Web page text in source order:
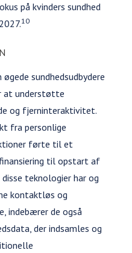
på kvinders sundhed
10
sundhedsudbydere
at understøtte
og fjerninteraktivitet.
fra personlige
førte til et
til opstart af
teknologier har og
kontaktløs og
indebærer de også
der indsamles og